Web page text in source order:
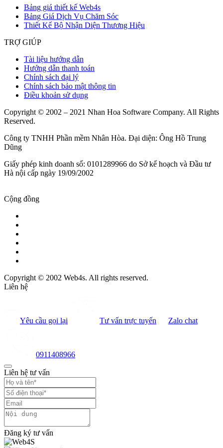
Bảng giá thiết kế Web4s
Bảng Giá Dịch Vụ Chăm Sóc
Thiết Kế Bộ Nhận Diện Thương Hiệu
TRỢ GIÚP
Tài liệu hướng dẫn
Hướng dẫn thanh toán
Chính sách đại lý
Chính sách bảo mật thông tin
Điều khoản sử dụng
Copyright © 2002 – 2021 Nhan Hoa Software Company. All Rights
Reserved.
Công ty TNHH Phần mềm Nhân Hòa. Đại diện: Ông Hồ Trung
Dũng
Giấy phép kinh doanh số: 0101289966 do Sở kế hoạch và Đầu tư
Hà nội cấp ngày 19/09/2002
Cộng đồng
Copyright © 2002 Web4s. All rights reserved.
Liên hệ
Yêu cầu gọi lại Tư vấn trực tuyến Zalo chat
0911408966
Liên hệ tư vấn
Đăng ký tư vấn